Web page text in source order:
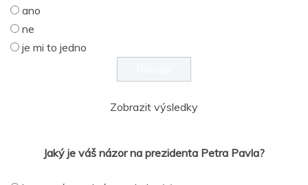
ano
ne
je mi to jedno
Zobrazit výsledky
Jaký je váš názor na prezidenta Petra Pavla?